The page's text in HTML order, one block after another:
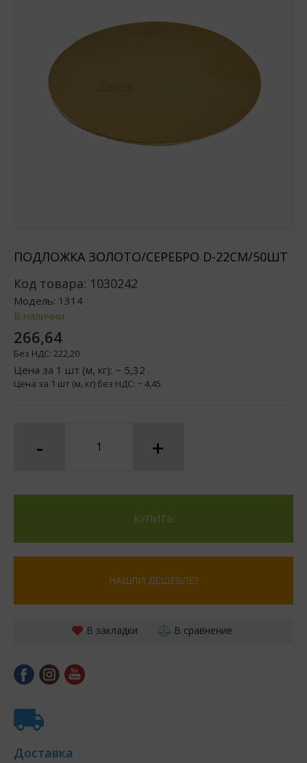
ПОДЛОЖКА ЗОЛОТО/СЕРЕБРО D-22СМ/50ШТ
Код товара: 1030242
Модель: 1314
В наличии
266,64
Без НДС: 222,20
Цена за 1 шт (м, кг): ~ 5,32
Цена за 1 шт (м, кг) без НДС: ~ 4,45
- +
КУПИТЬ
НАШЛИ ДЕШЕВЛЕ?
В закладки В сравнение
Доставка